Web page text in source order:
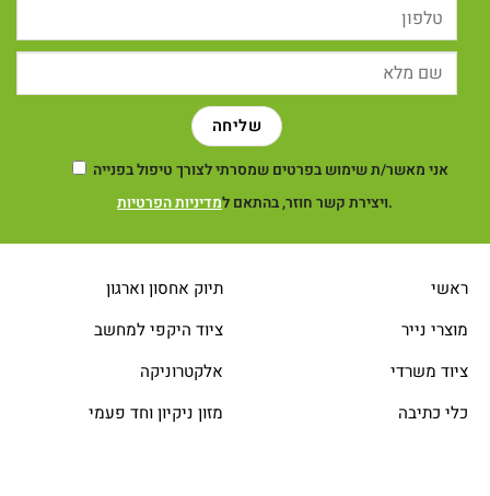
אני מאשר/ת שימוש בפרטים שמסרתי לצורך טיפול בפנייה
ויצירת קשר חוזר, בהתאם למדיניות הפרטיות .
ראשי
מוצרי נייר
ציוד משרדי
כלי כתיבה
תיוק אחסון וארגון
ציוד היקפי למחשב
אלקטרוניקה
מזון ניקיון וחד פעמי